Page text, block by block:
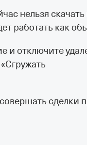
нельзя скачать
работать как
и отключите
сделки